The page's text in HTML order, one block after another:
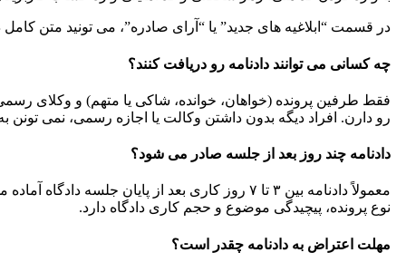
در قسمت “ابلاغیه های جدید” یا “آرای صادره”، می تونید متن کامل
چه کسانی می توانند دادنامه رو دریافت کنند؟
فقط طرفین پرونده (خواهان، خوانده، شاکی یا متهم) و وکلای
رو دارن. افراد دیگه بدون داشتن وکالت یا اجازه رسمی، نمی
دادنامه چند روز بعد از جلسه صادر می شود؟
معمولاً دادنامه بین ۳ تا ۷ روز کاری بعد از پایان جلسه
نوع پرونده، پیچیدگی موضوع و حجم کاری دادگاه دارد.
مهلت اعتراض به دادنامه چقدر است؟